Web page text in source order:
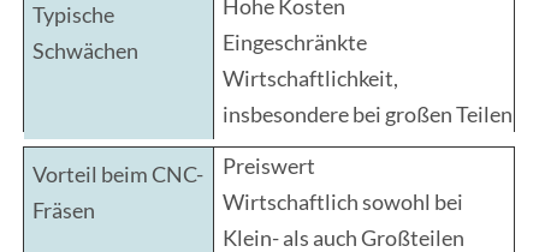
Hohe Kosten
Eingeschränkte
Wirtschaftlichkeit,
insbesondere bei großen Teilen
Preiswert
Wirtschaftlich sowohl bei
Klein- als auch Großteilen